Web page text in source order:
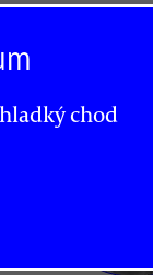
chod